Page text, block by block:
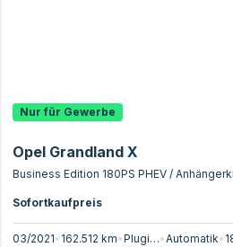
Nur für Gewerbe
Opel Grandland X
Business Edition 180PS PHEV /
Sofortkaufpreis
03/2021• 162.512 km• Plugin-Hybrid•Automatik•